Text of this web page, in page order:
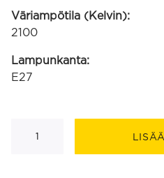
Väriampötila (Kelvin):
2100
Lampunkanta:
E27
Filament